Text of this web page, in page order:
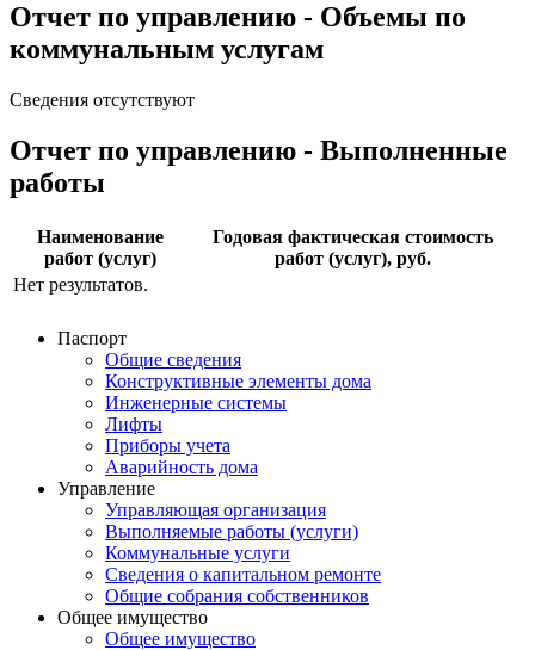
Отчет по управлению - Объемы по
коммунальным услугам
Сведения отсутствуют
Отчет по управлению - Выполненные
работы
Наименование
работ (услуг)
Годовая фактическая стоимость
работ (услуг), руб.
Нет результатов.
Паспорт
Общие сведения
Конструктивные элементы дома
Инженерные системы
Лифты
Приборы учета
Аварийность дома
Управление
Управляющая организация
Выполняемые работы (услуги)
Коммунальные услуги
Сведения о капитальном ремонте
Общие собрания собственников
Общее имущество
Общее имущество